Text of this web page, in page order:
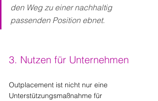
den Weg zu einer nachhaltig
passenden Position ebnet.
3. Nutzen für Unternehmen
Outplacement ist nicht nur eine
Unterstützungsmaßnahme für